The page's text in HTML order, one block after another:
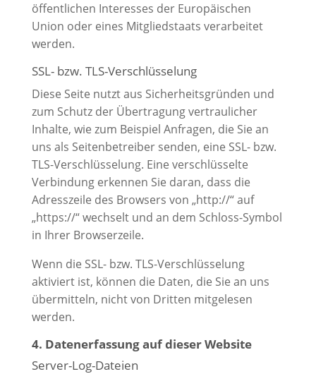
öffentlichen Interesses der Europäischen
Union oder eines Mitgliedstaats verarbeitet
werden.
SSL- bzw. TLS-Verschlüsselung
Diese Seite nutzt aus Sicherheitsgründen und
zum Schutz der Übertragung vertraulicher
Inhalte, wie zum Beispiel Anfragen, die Sie an
uns als Seitenbetreiber senden, eine SSL- bzw.
TLS-Verschlüsselung. Eine verschlüsselte
Verbindung erkennen Sie daran, dass die
Adresszeile des Browsers von „http://“ auf
„https://“ wechselt und an dem Schloss-Symbol
in Ihrer Browserzeile.
Wenn die SSL- bzw. TLS-Verschlüsselung
aktiviert ist, können die Daten, die Sie an uns
übermitteln, nicht von Dritten mitgelesen
werden.
4. Datenerfassung auf dieser Website
Server-Log-Dateien